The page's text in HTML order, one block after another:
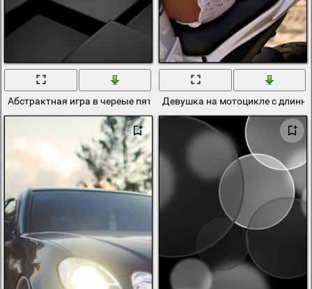
Абстрактная игра в череые пятнашкиДевушка на мотоцикле с